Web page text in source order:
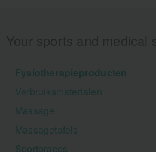
Fysiotherapieproducten
Verbruiksmaterialen
Massage
Massagetafels
Sportbraces